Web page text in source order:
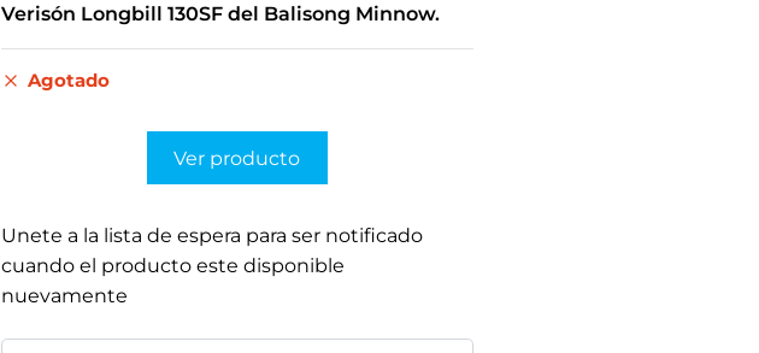
Verisón Longbill 130SF del Balisong Minnow.
Agotado
Ver producto
Unete a la lista de espera para ser notificado
cuando el producto este disponible
nuevamente